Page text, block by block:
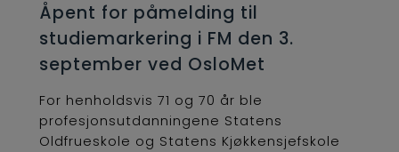
Åpent for påmelding til
studiemarkering i FM den 3.
september ved OsloMet
For henholdsvis 71 og 70 år ble
profesjonsutdanningene Statens
Oldfrueskole og Statens Kjøkkensjefskole